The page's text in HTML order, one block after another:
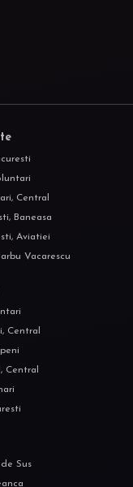
Central
Baneasa
Aviatiei
Vacarescu
Central
Central
Sus